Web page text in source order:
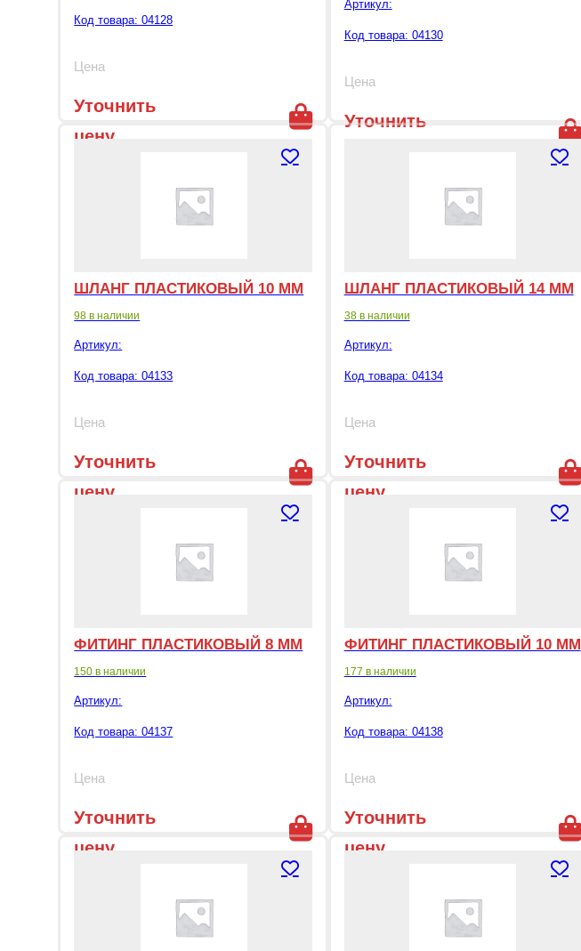
Код товара: 04128
Цена
Уточнить
цену
Артикул:
Код товара: 04130
Цена
Уточнить
ШЛАНГ ПЛАСТИКОВЫЙ 10 ММ
98 в наличии
Артикул:
Код товара: 04133
Цена
Уточнить
цену
ШЛАНГ ПЛАСТИКОВЫЙ 14 ММ
38 в наличии
Артикул:
Код товара: 04134
Цена
Уточнить
цену
ФИТИНГ ПЛАСТИКОВЫЙ 8 ММ
150 в наличии
Артикул:
Код товара: 04137
Цена
Уточнить
цену
ФИТИНГ ПЛАСТИКОВЫЙ 10 ММ
177 в наличии
Артикул:
Код товара: 04138
Цена
Уточнить
цену